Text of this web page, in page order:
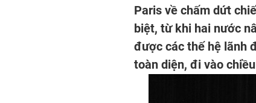
Paris về chấm dứt
biệt, từ khi hai nước
được các thế hệ lãnh
toàn diện, đi vào